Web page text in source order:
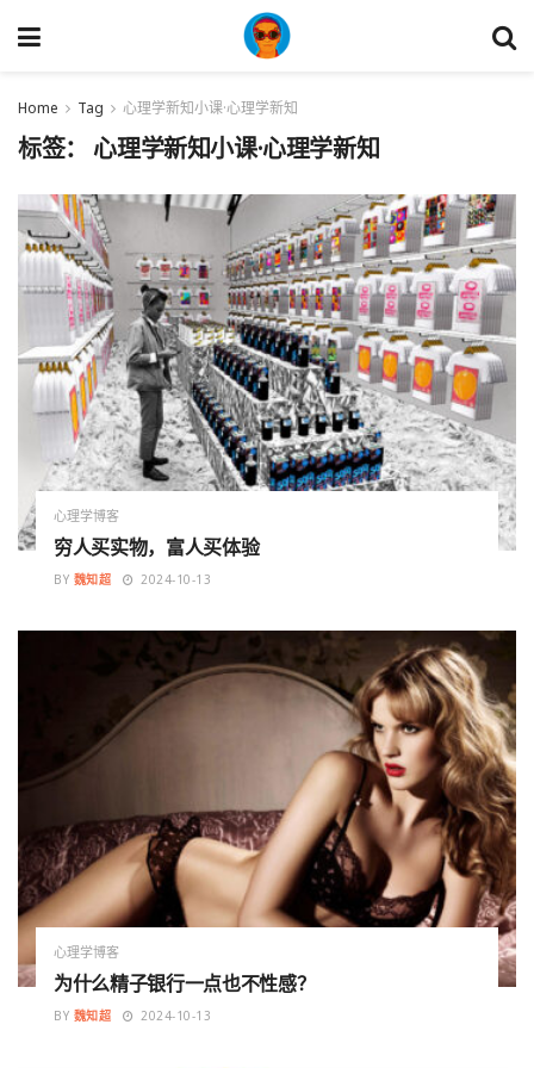
Home Tag 心理学新知小课·心理学新知
标签：心理学新知小课·心理学新知
心理学博客
穷人买实物，富人买体验
BY 魏知超 2024-10-13
心理学博客
为什么精子银行一点也不性感？
BY 魏知超 2024-10-13